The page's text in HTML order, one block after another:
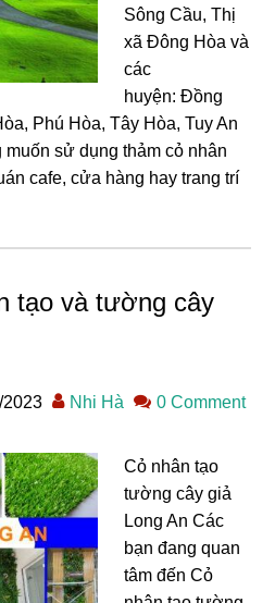
Sông Cầu, Thị
xã Đông Hòa và
các
huyện: Đồng
Phú Hòa, Tây Hòa, Tuy An
sử dụng thảm cỏ nhân
cafe, cửa hàng hay trang trí
tạo và tường cây
2023 Nhi Hà 0 Comment
Cỏ nhân tạo
tường cây giả
Long An Các
bạn đang quan
tâm đến Cỏ